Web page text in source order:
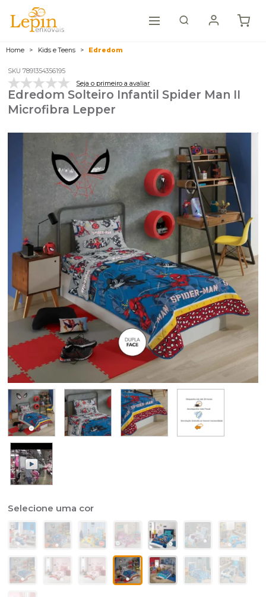
Home Kids e Teens Edredom
SKU 7891354356195
Seja o primeiro a avaliar
Edredom Solteiro Infantil Spider Man II
Microfibra Lepper